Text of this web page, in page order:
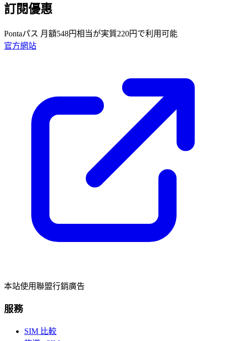
訂閱優惠
Pontaパス 月額548円相当が実質220円で利用可能
官方網站
本站使用聯盟行銷廣告
服務
SIM 比較